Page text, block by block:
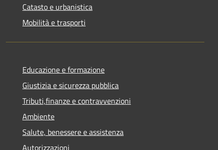
Catasto e urbanistica
Mobilità e trasporti
Educazione e formazione
Giustizia e sicurezza pubblica
Tributi,finanze e contravvenzioni
Ambiente
Salute, benessere e assistenza
Autorizzazioni